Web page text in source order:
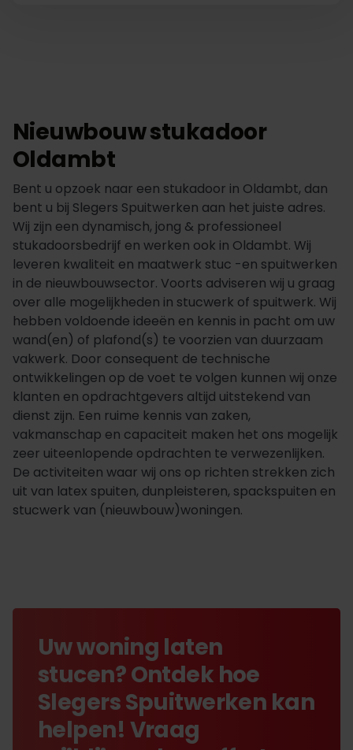
Nieuwbouw stukadoor
Oldambt
Bent u opzoek naar een stukadoor in Oldambt, dan
bent u bij Slegers Spuitwerken aan het juiste adres.
Wij zijn een dynamisch, jong & professioneel
stukadoorsbedrijf en werken ook in Oldambt. Wij
leveren kwaliteit en maatwerk stuc -en spuitwerken
in de nieuwbouwsector. Voorts adviseren wij u graag
over alle mogelijkheden in stucwerk of spuitwerk. Wij
hebben voldoende ideeën en kennis in pacht om uw
wand(en) of plafond(s) te voorzien van duurzaam
vakwerk. Door consequent de technische
ontwikkelingen op de voet te volgen kunnen wij onze
klanten en opdrachtgevers altijd uitstekend van
dienst zijn. Een ruime kennis van zaken,
vakmanschap en capaciteit maken het ons mogelijk
zeer uiteenlopende opdrachten te verwezenlijken.
De activiteiten waar wij ons op richten strekken zich
uit van latex spuiten, dunpleisteren, spackspuiten en
stucwerk van (nieuwbouw)woningen.
Uw woning laten
stucen? Ontdek hoe
Slegers Spuitwerken kan
helpen! Vraag